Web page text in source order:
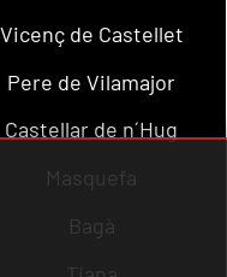
Vicenç de Castellet
Pere de Vilamajor
Castellar de n´Hug
Masquefa
Bagà